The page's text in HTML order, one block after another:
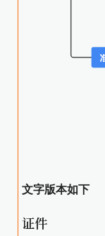
文字版本如下
证件